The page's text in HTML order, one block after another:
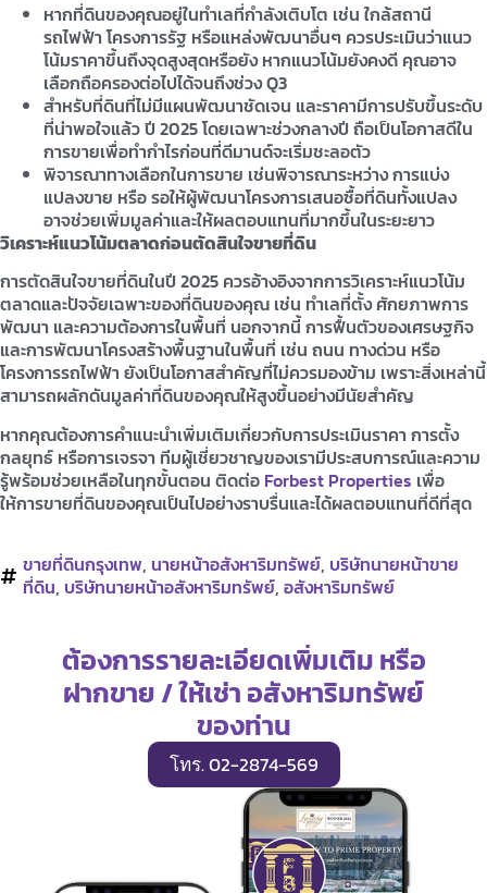
หากที่ดินของคุณอยู่ในทำเลที่กำลังเติบโต เช่น ใกล้สถานี
รถไฟฟ้า โครงการรัฐ หรือแหล่งพัฒนาอื่นๆ ควรประเมินว่าแนว
โน้มราคาขึ้นถึงจุดสูงสุดหรือยัง หากแนวโน้มยังคงดี คุณอาจ
เลือกถือครองต่อไปได้จนถึงช่วง Q3
สำหรับที่ดินที่ไม่มีแผนพัฒนาชัดเจน และราคามีการปรับขึ้นระดับ
ที่น่าพอใจแล้ว ปี 2025 โดยเฉพาะช่วงกลางปี ถือเป็นโอกาสดีใน
การขายเพื่อทำกำไรก่อนที่ดีมานด์จะเริ่มชะลอตัว
พิจารณาทางเลือกในการขาย เช่นพิจารณาระหว่าง การแบ่ง
แปลงขาย หรือ รอให้ผู้พัฒนาโครงการเสนอซื้อที่ดินทั้งแปลง
อาจช่วยเพิ่มมูลค่าและให้ผลตอบแทนที่มากขึ้นในระยะยาว
วิเคราะห์แนวโน้มตลาดก่อนตัดสินใจขายที่ดิน
การตัดสินใจขายที่ดินในปี 2025 ควรอ้างอิงจากการวิเคราะห์แนวโน้ม
ตลาดและปัจจัยเฉพาะของที่ดินของคุณ เช่น ทำเลที่ตั้ง ศักยภาพการ
พัฒนา และความต้องการในพื้นที่ นอกจากนี้ การฟื้นตัวของเศรษฐกิจ
และการพัฒนาโครงสร้างพื้นฐานในพื้นที่ เช่น ถนน ทางด่วน หรือ
โครงการรถไฟฟ้า ยังเป็นโอกาสสำคัญที่ไม่ควรมองข้าม เพราะสิ่งเหล่านี้
สามารถผลักดันมูลค่าที่ดินของคุณให้สูงขึ้นอย่างมีนัยสำคัญ
หากคุณต้องการคำแนะนำเพิ่มเติมเกี่ยวกับการประเมินราคา การตั้ง
กลยุทธ์ หรือการเจรจา ทีมผู้เชี่ยวชาญของเรามีประสบการณ์และความ
รู้พร้อมช่วยเหลือในทุกขั้นตอน ติดต่อ Forbest Properties เพื่อ
ให้การขายที่ดินของคุณเป็นไปอย่างราบรื่นและได้ผลตอบแทนที่ดีที่สุด
ขายที่ดินกรุงเทพ, นายหน้าอสังหาริมทรัพย์, บริษัทนายหน้าขาย
ที่ดิน, บริษัทนายหน้าอสังหาริมทรัพย์, อสังหาริมทรัพย์
ต้องการรายละเอียดเพิ่มเติม หรือ
ฝากขาย / ให้เช่า อสังหาริมทรัพย์
ของท่าน
โทร. 02-2874-569